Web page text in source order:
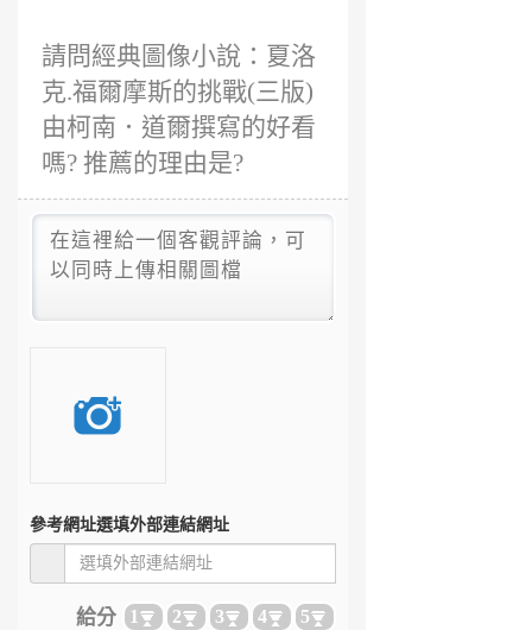
請問經典圖像小說：夏洛
克.福爾摩斯的挑戰(三版)
由柯南．道爾撰寫的好看
嗎? 推薦的理由是?
參考網址選填外部連結網址
給分 1 2 3 4 5